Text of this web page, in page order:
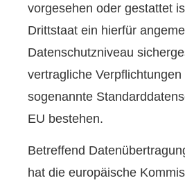
vorgesehen oder gestattet
Drittstaat ein hierfür
Datenschutzniveau
vertragliche Verpflichtungen
sogenannte
EU bestehen.
Betreffend
hat die europäische